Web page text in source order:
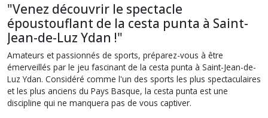
"Venez découvrir le spectacle
époustouflant de la cesta punta à Saint-
Jean-de-Luz Ydan !"
Amateurs et passionnés de sports, préparez-vous à être
émerveillés par le jeu fascinant de la cesta punta à Saint-Jean-de-
Luz Ydan. Considéré comme l'un des sports les plus spectaculaires
et les plus anciens du Pays Basque, la cesta punta est une
discipline qui ne manquera pas de vous captiver.